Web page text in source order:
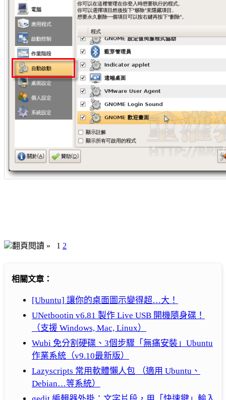
翻頁閱讀 » 1 2
相關文章：
[Ubuntu] 讓你的桌面圖示變得超…大！
UNetbootin v6.81 製作 Live USB 開機隨身碟！
（支援 Windows, Mac, Linux）
Wubi 免分割硬碟、3個步驟「無痛安裝」Ubuntu
作業系統（v9.10最新版）
Lazyscripts 常用軟體懶人包 （適用 Ubuntu、
Debian…等系統）